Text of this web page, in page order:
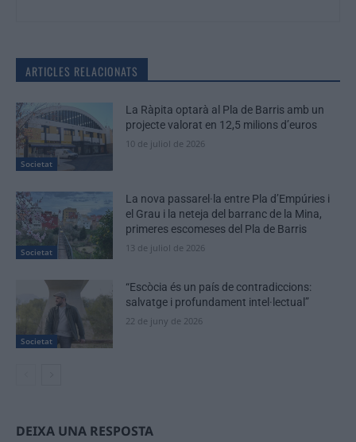
ARTICLES RELACIONATS
Societat
La Ràpita optarà al Pla de Barris amb un
projecte valorat en 12,5 milions d’euros
10 de juliol de 2026
Societat
La nova passarel·la entre Pla d’Empúries i
el Grau i la neteja del barranc de la Mina,
primeres escomeses del Pla de Barris
13 de juliol de 2026
Societat
“Escòcia és un país de contradiccions:
salvatge i profundament intel·lectual”
22 de juny de 2026
DEIXA UNA RESPOSTA